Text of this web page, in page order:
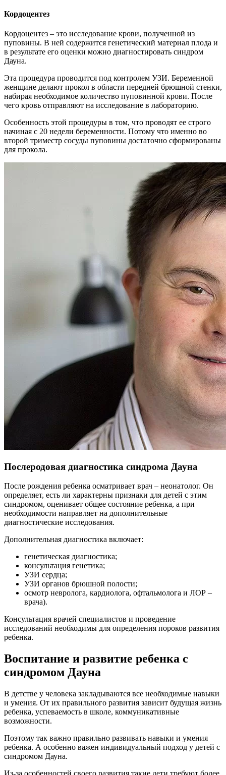
Кордоцентез
Кордоцентез – это исследование крови, полученной из
пуповины. В ней содержится генетический материал плода и
в результате его оценки можно диагностировать синдром
Дауна.
Эта процедура проводится под контролем УЗИ. Беременной
женщине делают прокол в области передней брюшной стенки,
набирая необходимое количество пуповинной крови. После
чего кровь отправляют на исследование в лабораторию.
Особенность этой процедуры в том, что проводят ее строго
начиная с 20 недели беременности. Потому что именно во
второй триместр сосуды пуповины достаточно сформированы
для прокола.
Послеродовая диагностика синдрома Дауна
После рождения ребенка осматривает врач – неонатолог. Он
определяет, есть ли характерны признаки для детей с этим
синдромом, оценивает общее состояние ребенка, а при
необходимости направляет на дополнительные
диагностические исследования.
Дополнительная диагностика включает:
генетическая диагностика;
консультация генетика;
УЗИ сердца;
УЗИ органов брюшной полости;
осмотр невролога, кардиолога, офтальмолога и ЛОР –
врача).
Консультация врачей специалистов и проведение
исследований необходимы для определения пороков развития
ребенка.
Воспитание и развитие ребенка с
синдромом Дауна
В детстве у человека закладываются все необходимые навыки
и умения. От их правильного развития зависит будущая жизнь
ребенка, успеваемость в школе, коммуникативные
возможности.
Поэтому так важно правильно развивать навыки и умения
ребенка. А особенно важен индивидуальный подход у детей с
синдромом Дауна.